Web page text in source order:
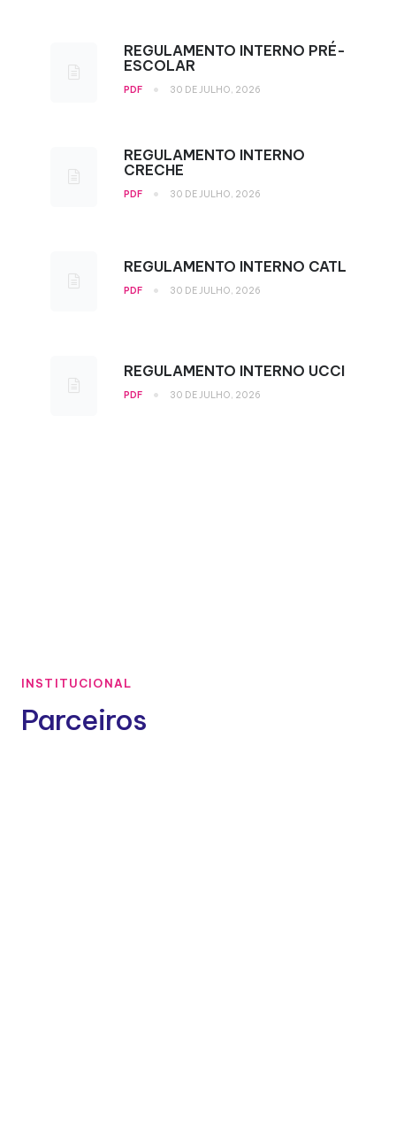
REGULAMENTO INTERNO PRÉ-
ESCOLAR
PDF • 30 DE JULHO, 2026
REGULAMENTO INTERNO
CRECHE
PDF • 30 DE JULHO, 2026
REGULAMENTO INTERNO CATL
PDF • 30 DE JULHO, 2026
REGULAMENTO INTERNO UCCI
PDF • 30 DE JULHO, 2026
INSTITUCIONAL
Parceiros